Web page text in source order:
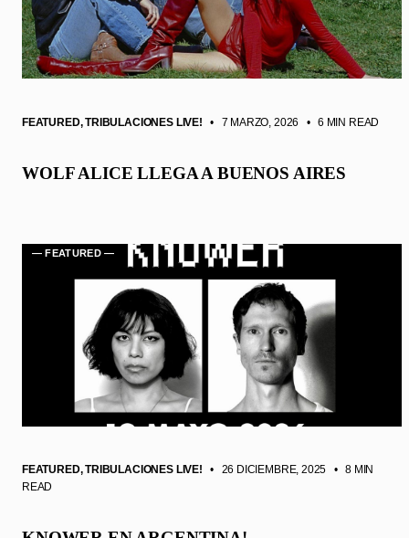
FEATURED,TRIBULACIONES LIVE! • 7 MARZO, 2026 • 6 MIN READ
WOLF ALICE LLEGA A BUENOS AIRES
FEATURED,TRIBULACIONES LIVE! • 26 DICIEMBRE, 2025 • 8 MIN
READ
— FEATURED —